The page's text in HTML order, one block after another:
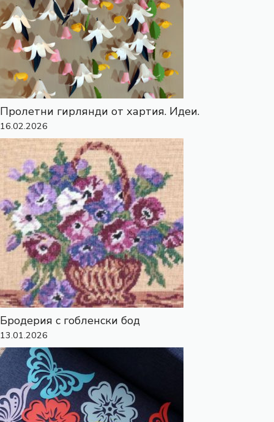
Пролетни гирлянди от хартия. Идеи.
16.02.2026
Бродерия с гобленски бод
13.01.2026